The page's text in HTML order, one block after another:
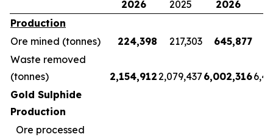
2026
2025 2026
Production
Ore mined (tonnes)
224,398 217,303 645,877
Waste removed
(tonnes)
2,154,9122,079,437 6,002,316
Gold Sulphide
Production
Ore processed